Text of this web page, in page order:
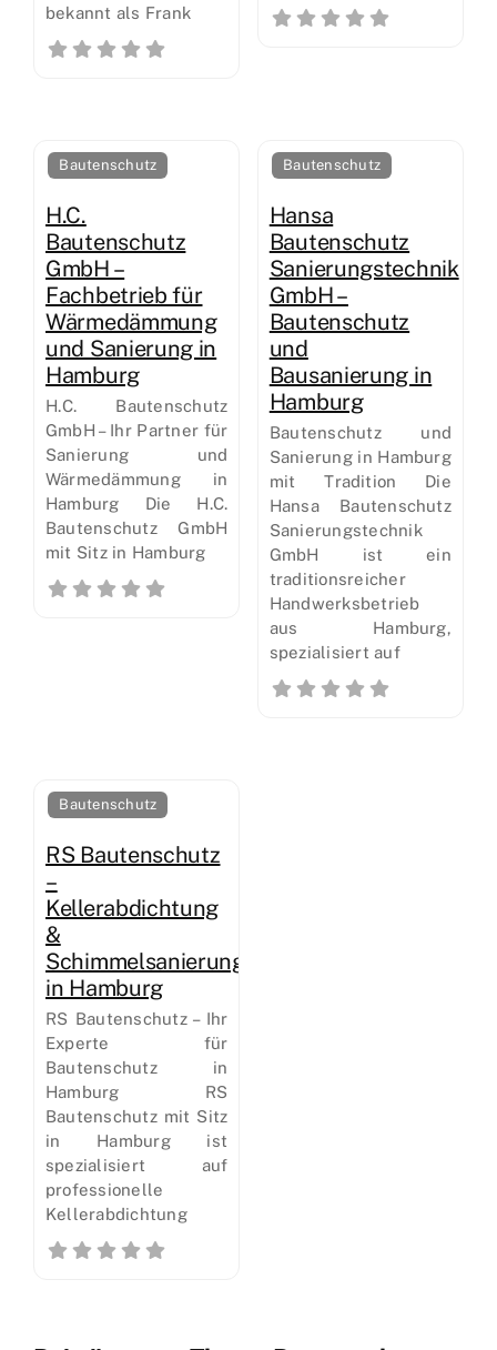
bekannt als Frank
Bautenschutz
H.C.
Bautenschutz
GmbH –
Fachbetrieb für
Wärmedämmung
und Sanierung in
Hamburg
H.C. Bautenschutz
GmbH – Ihr Partner für
Sanierung und
Wärmedämmung in
Hamburg Die H.C.
Bautenschutz GmbH
mit Sitz in Hamburg
Bautenschutz
Hansa
Bautenschutz
Sanierungstechnik
GmbH –
Bautenschutz
und
Bausanierung in
Hamburg
Bautenschutz und
Sanierung in Hamburg
mit Tradition Die
Hansa Bautenschutz
Sanierungstechnik
GmbH ist ein
traditionsreicher
Handwerksbetrieb
aus Hamburg,
spezialisiert auf
Bautenschutz
RS Bautenschutz
–
Kellerabdichtung
&
Schimmelsanierung
in Hamburg
RS Bautenschutz – Ihr
Experte für
Bautenschutz in
Hamburg RS
Bautenschutz mit Sitz
in Hamburg ist
spezialisiert auf
professionelle
Kellerabdichtung